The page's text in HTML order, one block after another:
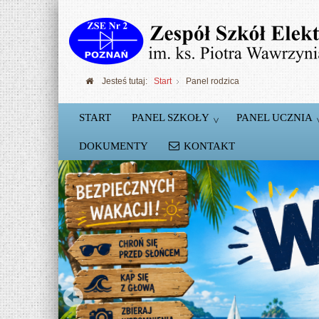
Jesteś tutaj: Start Panel rodzica
START PANEL SZKOŁY PANEL UCZNIA
DOKUMENTY KONTAKT
Szkolne Koło Robotyki
Podstawy konstruowania robotów Lego